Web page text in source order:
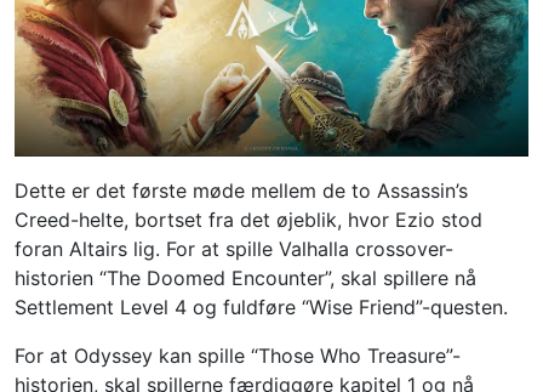
Dette er det første møde mellem de to Assassin’s
Creed-helte, bortset fra det øjeblik, hvor Ezio stod
foran Altairs lig. For at spille Valhalla crossover-
historien “The Doomed Encounter”, skal spillere nå
Settlement Level 4 og fuldføre “Wise Friend”-questen.
For at Odyssey kan spille “Those Who Treasure”-
historien, skal spillerne færdiggøre kapitel 1 og nå